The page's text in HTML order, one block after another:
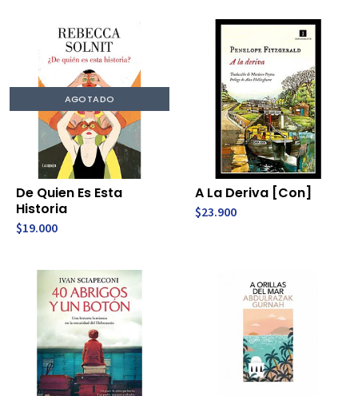
AGOTADO
De Quien Es Esta
Historia
$19.000
A La Deriva [Con]
$23.900